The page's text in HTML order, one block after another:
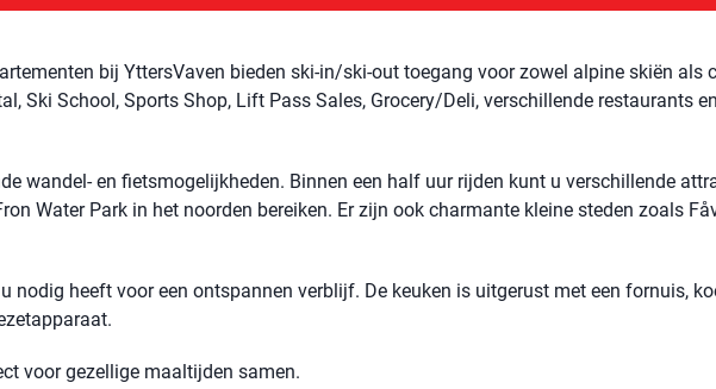
bij YttersVaven bieden ski-in/ski-out toegang voor zowel alpine skiën als
Ski School, Sports Shop, Lift Pass Sales, Grocery/Deli, verschillende restaurants
wandel- en fietsmogelijkheden. Binnen een half uur rijden kunt u verschillende
Water Park in het noorden bereiken. Er zijn ook charmante kleine steden zoals
nodig heeft voor een ontspannen verblijf. De keuken is uitgerust met een fornuis,
voor gezellige maaltijden samen.